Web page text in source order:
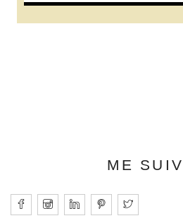
ME